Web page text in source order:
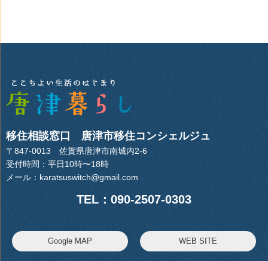
移住相談窓口 唐津市移住コンシェルジュ
〒847-0013 佐賀県唐津市南城内2-6
受付時間：平日10時〜18時
メール： karatsuswitch@gmail.com
TEL：090-2507-0303
Google MAP WEB SITE